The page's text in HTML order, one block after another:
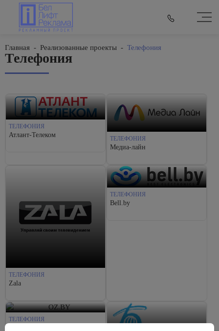
Главная - Реализованные проекты - Телефония
Телефония
ТЕЛЕФОНИЯ
Атлант-Телеком ТЕЛЕФОНИЯ
Медиа-лайн
ТЕЛЕФОНИЯ
Zala
ТЕЛЕФОНИЯ
Bell.by
ТЕЛЕФОНИЯ